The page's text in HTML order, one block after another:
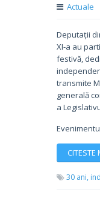
Actuale
Deputații
XI-a au
festivă,
transmite
generală
a
CITESTE
30 ani,